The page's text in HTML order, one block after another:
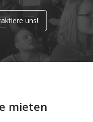
uns!
mieten